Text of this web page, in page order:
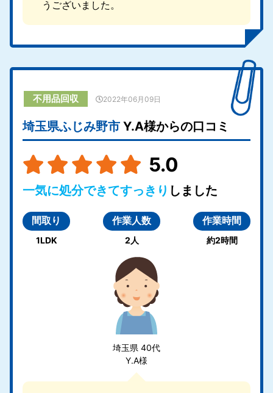
うございました。
不用品回収 2022年06月09日
埼玉県ふじみ野市 Y.A様からの口コミ
5.0
一気に処分できてすっきり しました
間取り
1LDK
作業人数
2人
作業時間
約2時間
埼玉県 40代
Y.A様